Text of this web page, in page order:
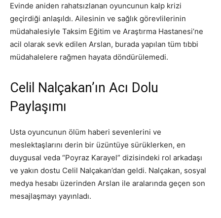
Evinde aniden rahatsızlanan oyuncunun kalp krizi
geçirdiği anlaşıldı. Ailesinin ve sağlık görevlilerinin
müdahalesiyle Taksim Eğitim ve Araştırma Hastanesi’ne
acil olarak sevk edilen Arslan, burada yapılan tüm tıbbi
müdahalelere rağmen hayata döndürülemedi.
Celil Nalçakan’ın Acı Dolu
Paylaşımı
Usta oyuncunun ölüm haberi sevenlerini ve
meslektaşlarını derin bir üzüntüye sürüklerken, en
duygusal veda “Poyraz Karayel” dizisindeki rol arkadaşı
ve yakın dostu Celil Nalçakan’dan geldi. Nalçakan, sosyal
medya hesabı üzerinden Arslan ile aralarında geçen son
mesajlaşmayı yayınladı.